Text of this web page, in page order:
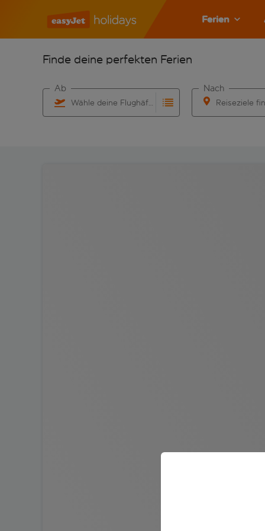
Ferien
Finde deine perfekten Ferien
Wähle deine Flughäfen
Ab
Reiseziele
Nach